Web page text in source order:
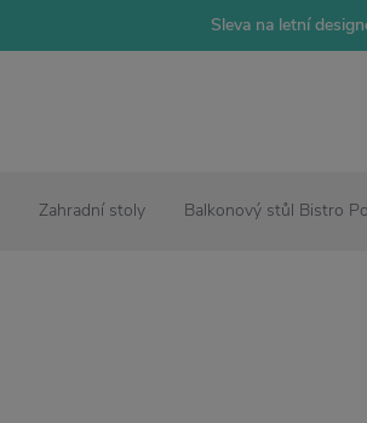
Sleva na letní
Zahradní stoly Balkonový stůl Bistro